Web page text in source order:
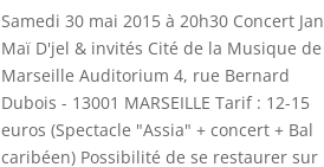
Samedi 30 mai 2015 à 20h30 Concert Jan
Maï D'jel & invités Cité de la Musique de
Marseille Auditorium 4, rue Bernard
Dubois - 13001 MARSEILLE Tarif : 12-15
euros (Spectacle "Assia" + concert + Bal
caribéen) Possibilité de se restaurer sur